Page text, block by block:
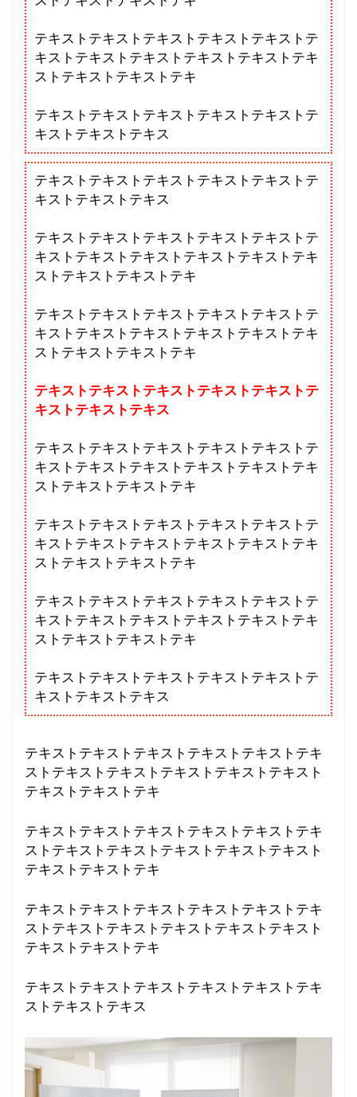
テキストテキストテキストテキストテキストテ
キストテキストテキストテキストテキストテキ
ストテキストテキストテキ
テキストテキストテキストテキストテキストテ
キストテキストテキス
テキストテキストテキストテキストテキストテ
キストテキストテキス
テキストテキストテキストテキストテキストテ
キストテキストテキストテキストテキストテキ
ストテキストテキストテキ
テキストテキストテキストテキストテキストテ
キストテキストテキストテキストテキストテキ
ストテキストテキストテキ
テキストテキストテキストテキストテキストテ
キストテキストテキス
テキストテキストテキストテキストテキストテ
キストテキストテキストテキストテキストテキ
ストテキストテキストテキ
テキストテキストテキストテキストテキストテ
キストテキストテキストテキストテキストテキ
ストテキストテキストテキ
テキストテキストテキストテキストテキストテ
キストテキストテキストテキストテキストテキ
ストテキストテキストテキ
テキストテキストテキストテキストテキストテ
キストテキストテキス
テキストテキストテキストテキストテキストテキ
ストテキストテキストテキストテキストテキスト
テキストテキストテキ
テキストテキストテキストテキストテキストテキ
ストテキストテキストテキストテキストテキスト
テキストテキストテキ
テキストテキストテキストテキストテキストテキ
ストテキストテキストテキストテキストテキスト
テキストテキストテキ
テキストテキストテキストテキストテキストテキ
ストテキストテキス